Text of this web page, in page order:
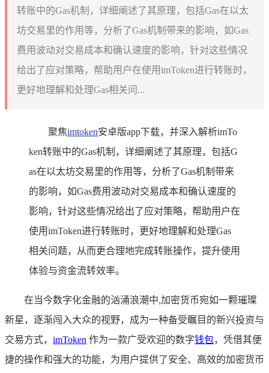
转账中的Gas机制，详细阐述了其原理，包括Gas在以太
坊交易里的作用等，分析了Gas机制带来的影响，如Gas
费用波动对交易成本和确认速度的影响，针对这些情况
给出了应对策略，帮助用户在使用imToken进行转账时，
更好地理解和处理Gas相关问...
聚焦imtoken安卓版app下载，并深入解析imTo
ken转账中的Gas机制，详细阐述了其原理，包括G
as在以太坊交易里的作用等，分析了Gas机制带来
的影响，如Gas费用波动对交易成本和确认速度的
影响，针对这些情况给出了应对策略，帮助用户在
使用imToken进行转账时，更好地理解和处理Gas
相关问题，从而更合理地完成转账操作，提升使用
体验与资金流转效率。
在当今数字化金融的汹涌浪潮中,加密货币宛如一颗璀璨
新星，逐渐闯入大众的视野，成为一种备受瞩目的新兴投资与
交易方式， imToken 作为一款广受欢迎的数字钱包，凭借其便
捷的操作和强大的功能，为用户提供了安全、高效的加密货币